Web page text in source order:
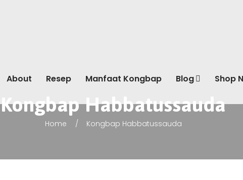
About Resep Manfaat Kongbap Blog Shop
Kongbap Habbatussauda
Home Kongbap Habbatussauda